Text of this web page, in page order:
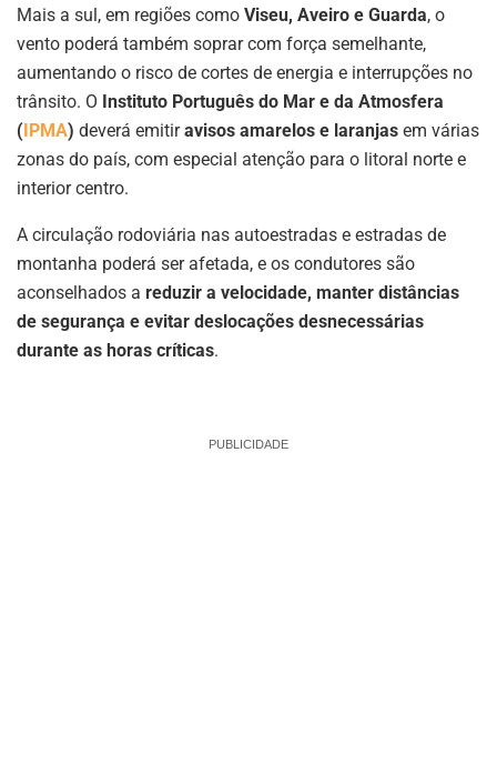
Mais a sul, em regiões como Viseu, Aveiro e Guarda, o
vento poderá também soprar com força semelhante,
aumentando o risco de cortes de energia e interrupções no
trânsito. O Instituto Português do Mar e da Atmosfera
( IPMA) deverá emitiravisos amarelos e laranjas em várias
zonas do país, com especial atenção para o litoral norte e
interior centro.
A circulação rodoviária nas autoestradas e estradas de
montanha poderá ser afetada, e os condutores são
aconselhados a reduzir a velocidade, manter distâncias
de segurança e evitar deslocações desnecessárias
durante as horas críticas.
PUBLICIDADE